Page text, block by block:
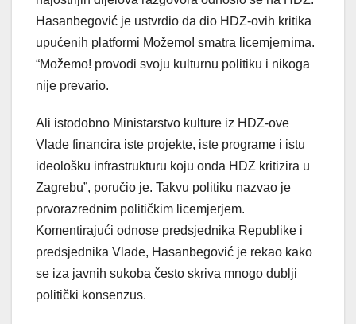
Hasanbegović je ustvrdio da dio HDZ-ovih kritika
upućenih platformi Možemo! smatra licemjernima.
“Možemo! provodi svoju kulturnu politiku i nikoga
nije prevario.
Ali istodobno Ministarstvo kulture iz HDZ-ove
Vlade financira iste projekte, iste programe i istu
ideološku infrastrukturu koju onda HDZ kritizira u
Zagrebu”, poručio je. Takvu politiku nazvao je
prvorazrednim političkim licemjerjem.
Komentirajući odnose predsjednika Republike i
predsjednika Vlade, Hasanbegović je rekao kako
se iza javnih sukoba često skriva mnogo dublji
politički konsenzus.